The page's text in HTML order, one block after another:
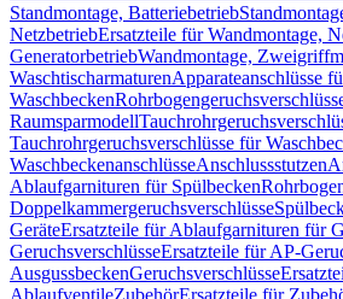
Standmontage, Batteriebetrieb
NetzbetriebErsatzteile für Wandmontage,
GeneratorbetriebWandmontage,
WaschtischarmaturenApparateanschlüsse
Waschbecken
Raumsparmodell
Tauchrohrgeruchsverschlüsse für
WaschbeckenanschlüsseAnschlussstutzen
Ablaufgarnituren für Spülbecken
Doppelkammergeruchsverschlüsse
GeräteErsatzteile für Ablaufgarnituren für
GeruchsverschlüsseErsatzteile für AP-
AusgussbeckenGeruchsverschlüsse
AblaufventileZubehörErsatzteile für